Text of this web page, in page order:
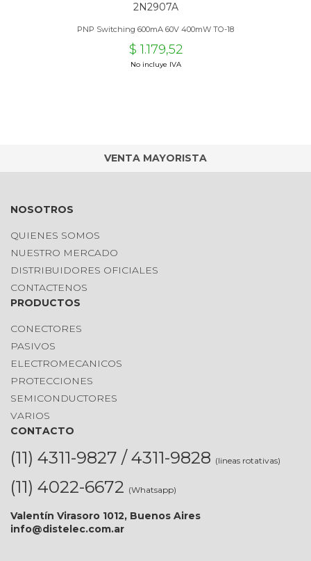
2N2907A
PNP Switching 600mA 60V 400mW TO-18
$ 1.179,52
No incluye IVA
VENTA MAYORISTA
NOSOTROS
QUIENES SOMOS
NUESTRO MERCADO
DISTRIBUIDORES OFICIALES
CONTACTENOS
PRODUCTOS
CONECTORES
PASIVOS
ELECTROMECANICOS
PROTECCIONES
SEMICONDUCTORES
VARIOS
CONTACTO
(11) 4311-9827 / 4311-9828 (lineas rotativas)
(11) 4022-6672 (Whatsapp)
Valentín Virasoro 1012, Buenos Aires
info@distelec.com.ar